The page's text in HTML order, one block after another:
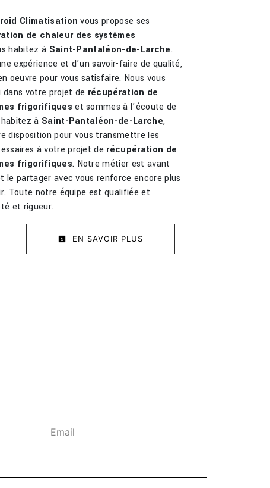
Climatisation vous propose ses
de chaleur des systèmes
habitez à Saint-Pantaléon-de-Larche.
expérience et d’un savoir-faire de qualité,
oeuvre pour vous satisfaire. Nous vous
dans votre projet de récupération de
frigorifiques et sommes à l’écoute de
à Saint-Pantaléon-de-Larche,
disposition pour vous transmettre les
à votre projet de récupération de
frigorifiques. Notre métier est avant
le partager avec vous renforce encore plus
Toute notre équipe est qualifiée et
et rigueur.
EN SAVOIR PLUS